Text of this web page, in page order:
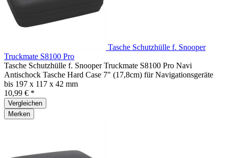
Tasche Schutzhülle f. Snooper
Truckmate S8100 Pro
Tasche Schutzhülle f. Snooper Truckmate S8100 Pro Navi
Antischock Tasche Hard Case 7" (17,8cm) für Navigationsgeräte
bis 197 x 117 x 42 mm
10,99 € *
Vergleichen
Merken